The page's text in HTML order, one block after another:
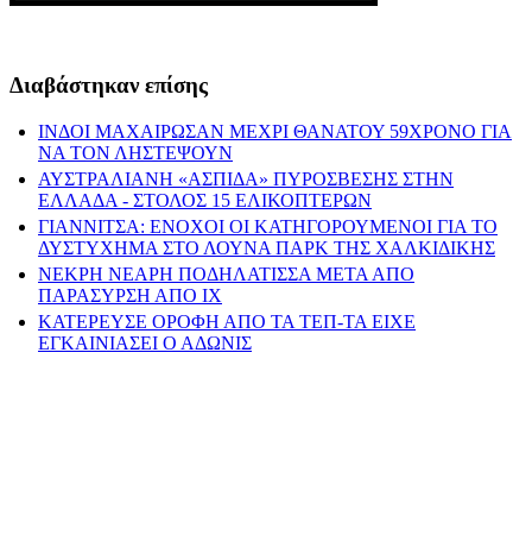
Διαβάστηκαν επίσης
ΙΝΔΟΙ ΜΑΧΑΙΡΩΣΑΝ ΜΕΧΡΙ ΘΑΝΑΤΟΥ 59ΧΡΟΝΟ ΓΙΑ
ΝΑ ΤΟΝ ΛΗΣΤΕΨΟΥΝ
ΑΥΣΤΡΑΛΙΑΝΗ «ΑΣΠΙΔΑ» ΠΥΡΟΣΒΕΣΗΣ ΣΤΗΝ
ΕΛΛΑΔΑ - ΣΤΟΛΟΣ 15 ΕΛΙΚΟΠΤΕΡΩΝ
ΓΙΑΝΝΙΤΣΑ: ΕΝΟΧΟΙ ΟΙ ΚΑΤΗΓΟΡΟΥΜΕΝΟΙ ΓΙΑ ΤΟ
ΔΥΣΤΥΧΗΜΑ ΣΤΟ ΛΟΥΝΑ ΠΑΡΚ ΤΗΣ ΧΑΛΚΙΔΙΚΗΣ
ΝΕΚΡΗ ΝΕΑΡΗ ΠΟΔΗΛΑΤΙΣΣΑ ΜΕΤΑ ΑΠΟ
ΠΑΡΑΣΥΡΣΗ ΑΠΟ ΙΧ
ΚΑΤΕΡΕΥΣΕ ΟΡΟΦΗ ΑΠΟ ΤΑ ΤΕΠ-ΤΑ ΕΙΧΕ
ΕΓΚΑΙΝΙΑΣΕΙ Ο ΑΔΩΝΙΣ